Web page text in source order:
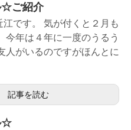
☆ご紹介
江です。 気が付くと２月も
今年は４年に一度のうるう
がいるのですがほんとに
記事を読む
☆